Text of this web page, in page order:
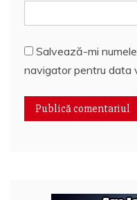
Salvează-mi
navigator pentru data